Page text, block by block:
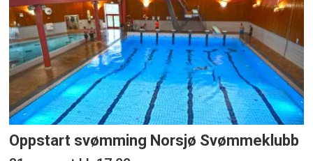
Oppstart svømming Norsjø Svømmeklubb